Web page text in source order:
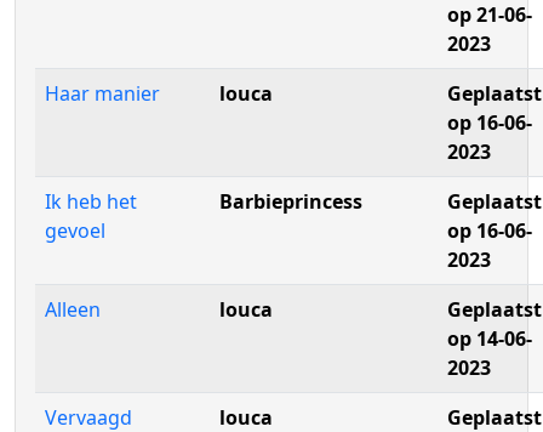
op 21-06-
2023
Haar manier
louca
Geplaatst
op 16-06-
2023
Ik heb het
gevoel
Barbieprincess
Geplaatst
op 16-06-
2023
Alleen
louca
Geplaatst
op 14-06-
2023
Vervaagd
louca
Geplaatst